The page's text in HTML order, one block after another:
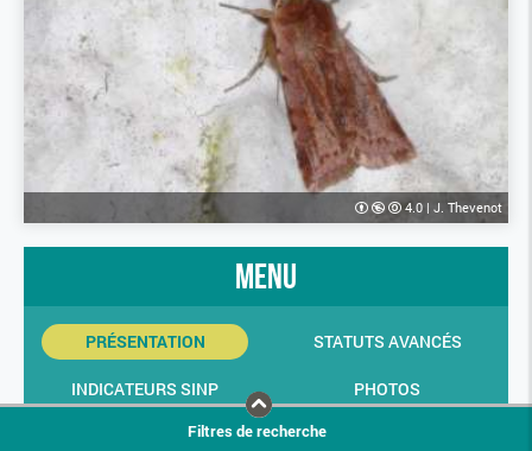
4.0 | J. Thevenot
menu
PRÉSENTATION STATUTS AVANCÉS
INDICATEURS SINP
PHOTOS
Filtres de recherche